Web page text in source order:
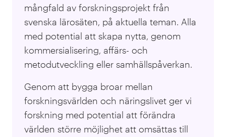
mångfald av forskningsprojekt från
svenska lärosäten, på aktuella teman. Alla
med potential att skapa nytta, genom
kommersialisering, affärs- och
metodutveckling eller samhällspåverkan.
Genom att bygga broar mellan
forskningsvärlden och näringslivet ger vi
forskning med potential att förändra
världen större möjlighet att omsättas till